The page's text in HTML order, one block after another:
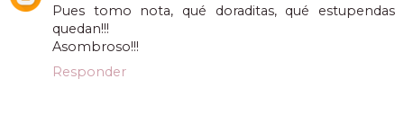
Pues tomo nota, qué doraditas, qué estupendas
quedan!!!
Asombroso!!!
Responder